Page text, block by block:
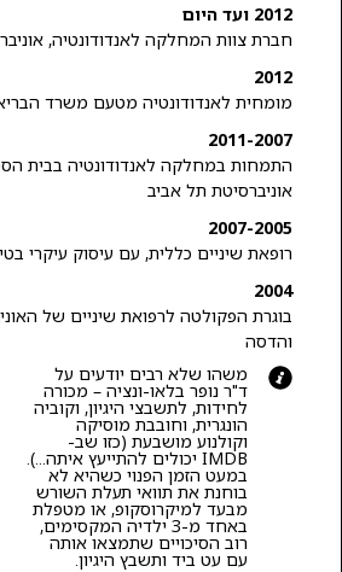
2012 ועד היום
חברת צוות המחלקה לאנדודונטיה,
2012
מומחית לאנדודונטיה מטעם משרד
2011-2007
התמחות במחלקה לאנדודונטיה בבית
אוניברסיטת תל אביב
2007-2005
רופאת שיניים כללית, עם עיסוק עיקרי
2004
בוגרת הפקולטה לרפואת שיניים של
והדסה
משהו שלא רבים יודעים על
ד"ר נופר בלאו-ונציה – מכורה
לחידות, לתשבצי היגיון, וקוביה
הונגרית, וחובבת מוסיקה
וקולנוע מושבעת (כזו שב-
IMDB יכולים להתייעץ איתה...).
במעט הזמן הפנוי כשהיא לא
בוחנת את תוואי תעלת השורש
מבעד למיקרוסקופ, או מטפלת
באחד מ-3 ילדיה המקסימים,
רוב הסיכויים שתמצאו אותה
עם עט ביד ותשבץ היגיון.